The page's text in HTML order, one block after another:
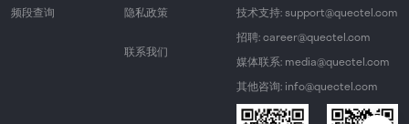
频段查询
隐私政策
联系我们
技术支持: support@quectel.com
招聘: career@quectel.com
媒体联系: media@quectel.com
其他咨询: info@quectel.com